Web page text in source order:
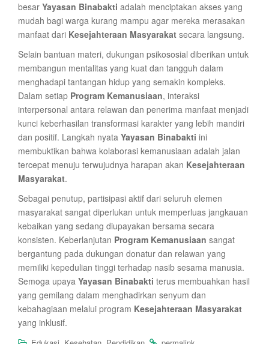
besar Yayasan Binabakti adalah menciptakan akses yang
mudah bagi warga kurang mampu agar mereka merasakan
manfaat dari Kesejahteraan Masyarakat secara langsung.
Selain bantuan materi, dukungan psikososial diberikan untuk
membangun mentalitas yang kuat dan tangguh dalam
menghadapi tantangan hidup yang semakin kompleks.
Dalam setiap Program Kemanusiaan, interaksi
interpersonal antara relawan dan penerima manfaat menjadi
kunci keberhasilan transformasi karakter yang lebih mandiri
dan positif. Langkah nyata Yayasan Binabakti ini
membuktikan bahwa kolaborasi kemanusiaan adalah jalan
tercepat menuju terwujudnya harapan akan Kesejahteraan
Masyarakat.
Sebagai penutup, partisipasi aktif dari seluruh elemen
masyarakat sangat diperlukan untuk memperluas jangkauan
kebaikan yang sedang diupayakan bersama secara
konsisten. Keberlanjutan Program Kemanusiaan sangat
bergantung pada dukungan donatur dan relawan yang
memiliki kepedulian tinggi terhadap nasib sesama manusia.
Semoga upaya Yayasan Binabakti terus membuahkan hasil
yang gemilang dalam menghadirkan senyum dan
kebahagiaan melalui program Kesejahteraan Masyarakat
yang inklusif.